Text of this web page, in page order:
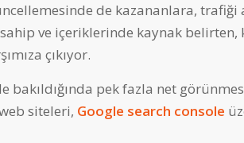
de kazananlara, trafiği
ve içeriklerinde kaynak belirten,
çıkıyor.
bakıldığında pek fazla net
siteleri, Google search console